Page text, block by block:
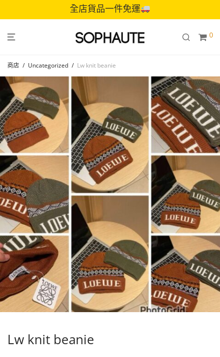
全店貨品一件免運
0
商店 / Uncategorized / Lw knit beanie
Lw knit beanie